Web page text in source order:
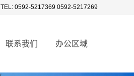
TEL: 0592-5217369 0592-5217269
联系我们 办公区域